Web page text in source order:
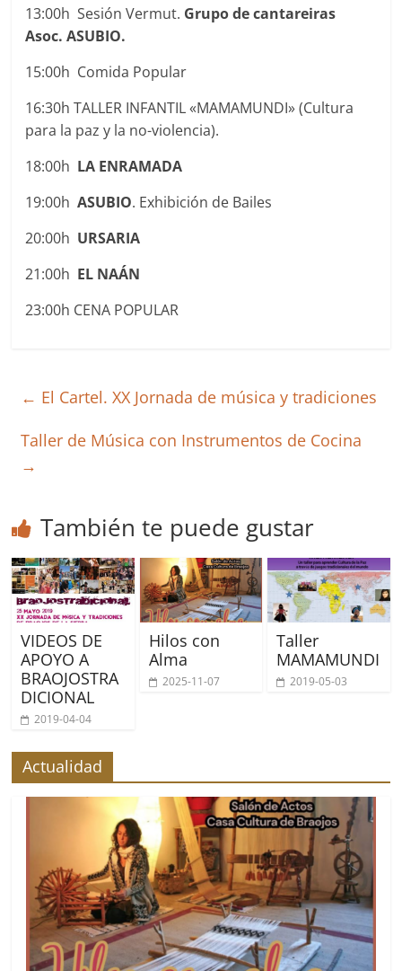
13:00h Sesión Vermut. Grupo de cantareiras
Asoc. ASUBIO.
15:00h Comida Popular
16:30h TALLER INFANTIL «MAMAMUNDI» (Cultura
para la paz y la no-violencia).
18:00h LA ENRAMADA
19:00hASUBIO. Exhibición de Bailes
20:00h URSARIA
21:00h EL NAÁN
23:00h CENA POPULAR
← El Cartel. XX Jornada de música y tradiciones
Taller de Música con Instrumentos de Cocina
→
También te puede gustar
VIDEOS DE
APOYO A
BRAOJOSTRA
DICIONAL
2019-04-04
Hilos con
Alma
2025-11-07
Taller
MAMAMUNDI
2019-05-03
Actualidad